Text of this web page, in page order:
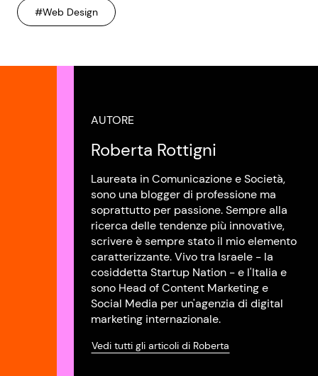
#Web Design
AUTORE
Roberta Rottigni
Laureata in Comunicazione e Società,
sono una blogger di professione ma
soprattutto per passione. Sempre alla
ricerca delle tendenze più innovative,
scrivere è sempre stato il mio elemento
caratterizzante. Vivo tra Israele - la
cosiddetta Startup Nation - e l'Italia e
sono Head of Content Marketing e
Social Media per un'agenzia di digital
marketing internazionale.
Vedi tutti gli articoli di Roberta